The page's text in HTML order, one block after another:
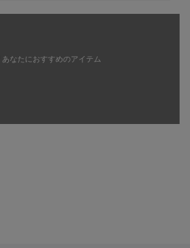
あなたにおすすめのアイテム